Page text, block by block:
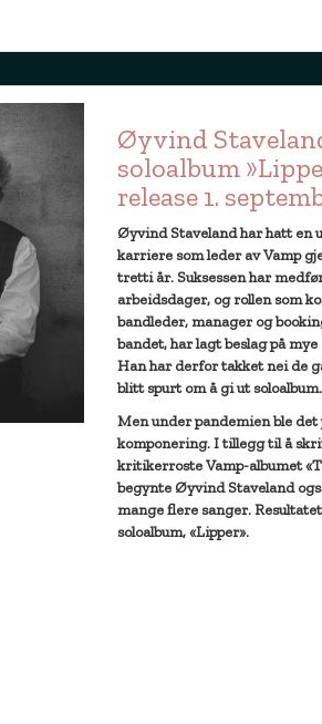
Øyvind
soloalbum
release 1.
Øyvind Staveland har hatt en
karriere som leder av Vamp
tretti år. Suksessen har
arbeidsdager, og rollen som
bandleder, manager og
bandet, har lagt beslag på
Han har derfor takket nei de
blitt spurt om å gi ut soloalbum.
Men under pandemien ble
komponering. I tillegg til å
kritikerroste Vamp-albumet
begynte Øyvind Staveland
mange flere sanger.
soloalbum, «Lipper».